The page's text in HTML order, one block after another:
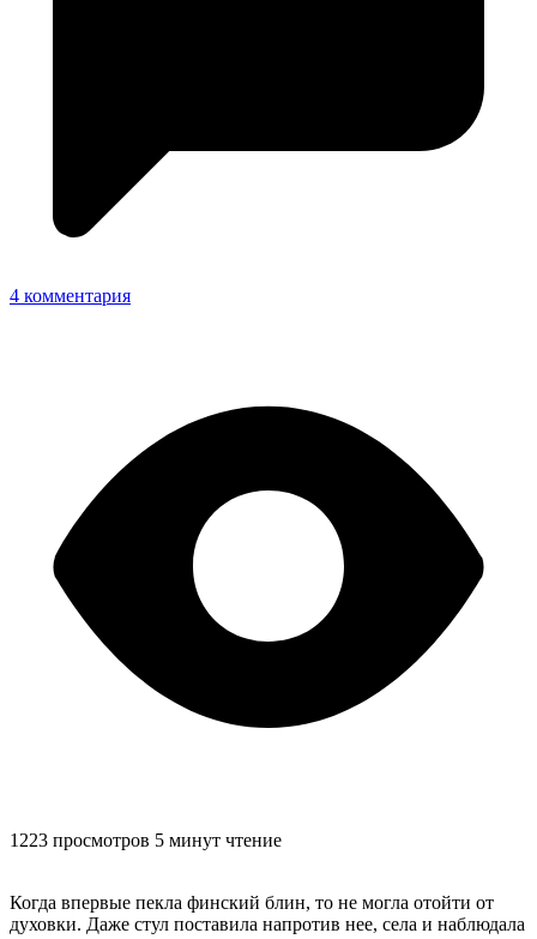
4 комментария
1223 просмотров 5 минут чтение
Когда впервые пекла финский блин, то не могла отойти от
духовки. Даже стул поставила напротив нее, села и наблюдала